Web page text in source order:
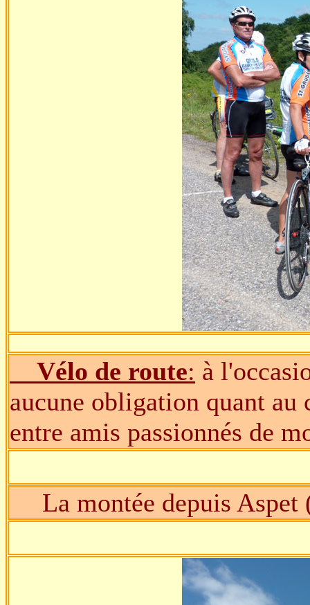
Vélo de route: à
aucune obligation quant
entre amis passionnés de
La montée depuis